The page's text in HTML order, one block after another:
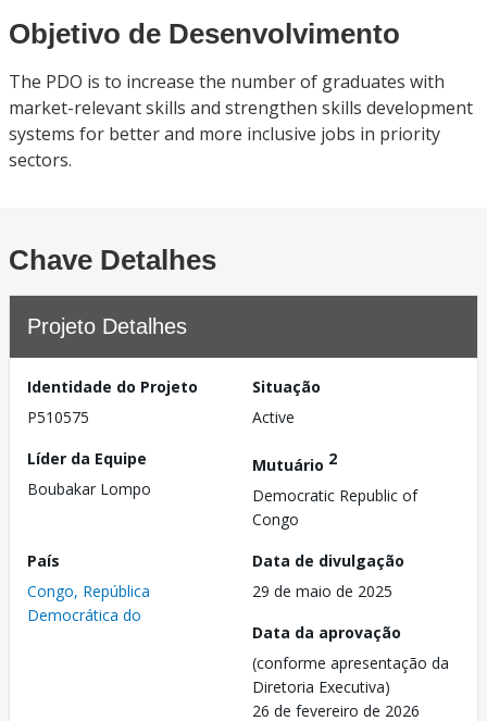
Objetivo de Desenvolvimento
The PDO is to increase the number of graduates with
market-relevant skills and strengthen skills development
systems for better and more inclusive jobs in priority
sectors.
Chave Detalhes
Projeto Detalhes
Identidade do Projeto
P510575
Situação
Active
Líder da Equipe
Boubakar Lompo
Mutuário 2
Democratic Republic of
Congo
País
Congo, República
Democrática do
Data de divulgação
29 de maio de 2025
Data da aprovação
(conforme apresentação da
Diretoria Executiva)
26 de fevereiro de 2026